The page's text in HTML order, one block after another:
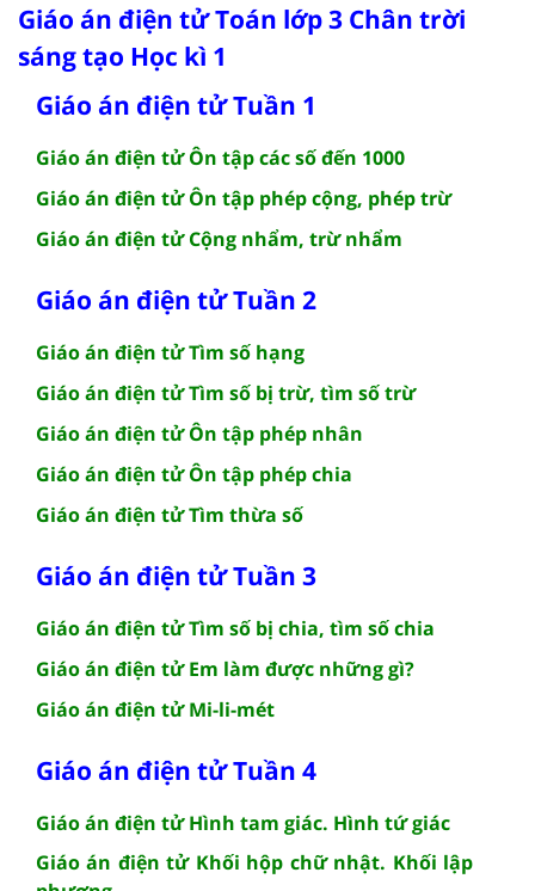
Giáo án điện tử Toán lớp 3 Chân trời
sáng tạo Học kì 1
Giáo án điện tử Tuần 1
Giáo án điện tử Ôn tập các số đến 1000
Giáo án điện tử Ôn tập phép cộng, phép trừ
Giáo án điện tử Cộng nhẩm, trừ nhẩm
Giáo án điện tử Tuần 2
Giáo án điện tử Tìm số hạng
Giáo án điện tử Tìm số bị trừ, tìm số trừ
Giáo án điện tử Ôn tập phép nhân
Giáo án điện tử Ôn tập phép chia
Giáo án điện tử Tìm thừa số
Giáo án điện tử Tuần 3
Giáo án điện tử Tìm số bị chia, tìm số chia
Giáo án điện tử Em làm được những gì?
Giáo án điện tử Mi-li-mét
Giáo án điện tử Tuần 4
Giáo án điện tử Hình tam giác. Hình tứ giác
Giáo án điện tử Khối hộp chữ nhật. Khối lập